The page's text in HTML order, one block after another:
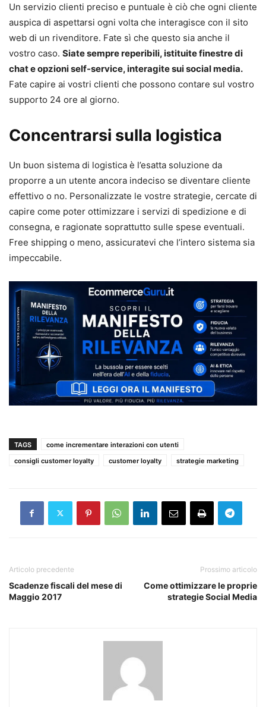
Un servizio clienti preciso e puntuale è ciò che ogni cliente
auspica di aspettarsi ogni volta che interagisce con il sito
web di un rivenditore. Fate sì che questo sia anche il
vostro caso. Siate sempre reperibili, istituite finestre di
chat e opzioni self-service, interagite sui social media.
Fate capire ai vostri clienti che possono contare sul vostro
supporto 24 ore al giorno.
Concentrarsi sulla logistica
Un buon sistema di logistica è l’esatta soluzione da
proporre a un utente ancora indeciso se diventare cliente
effettivo o no. Personalizzate le vostre strategie, cercate di
capire come poter ottimizzare i servizi di spedizione e di
consegna, e ragionate soprattutto sulle spese eventuali.
Free shipping o meno, assicuratevi che l’intero sistema sia
impeccabile.
TAGS
come incrementare interazioni con utenti
consigli customer loyalty
customer loyalty strategie marketing
Articolo precedente
Scadenze fiscali del mese di
Maggio 2017
Prossimo articolo
Come ottimizzare le proprie
strategie Social Media